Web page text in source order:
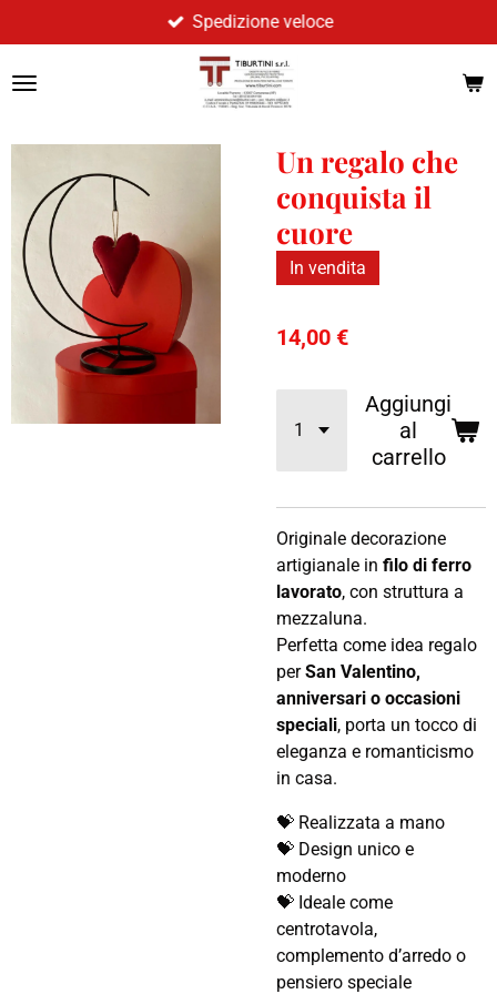
al
contenuto
Spedizione veloce
Un regalo che
conquista il
cuore
In vendita
14,00 €
Aggiungi
al
carrello
Originale decorazione
artigianale in filo di ferro
lavorato, con struttura a
mezzaluna.
Perfetta come idea regalo
perSan Valentino,
anniversari o occasioni
speciali, porta un tocco di
eleganza e romanticismo
in casa.
💝 Realizzata a mano
💝 Design unico e
moderno
💝 Ideale come
centrotavola,
complemento d’arredo o
pensiero speciale